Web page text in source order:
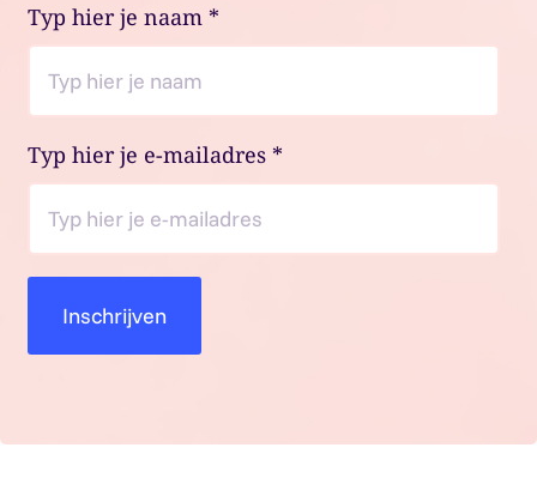
Typ hier je naam *
Typ hier je e-mailadres *